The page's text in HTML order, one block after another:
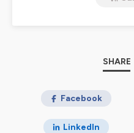
SHARE
Facebook
LinkedIn